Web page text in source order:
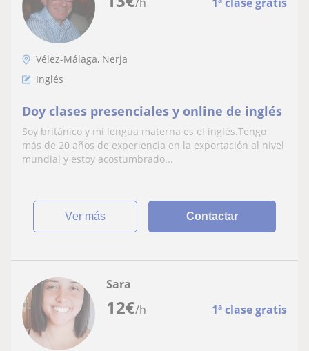
Vélez-Málaga, Nerja
Inglés
Doy clases presenciales y online de inglés
Soy británico y mi lengua materna es el inglés.Tengo
más de 20 años de experiencia en la exportación al nivel
mundial y estoy acostumbrado...
ver más Contactar
12€/h 1ª clase gratis
Sara